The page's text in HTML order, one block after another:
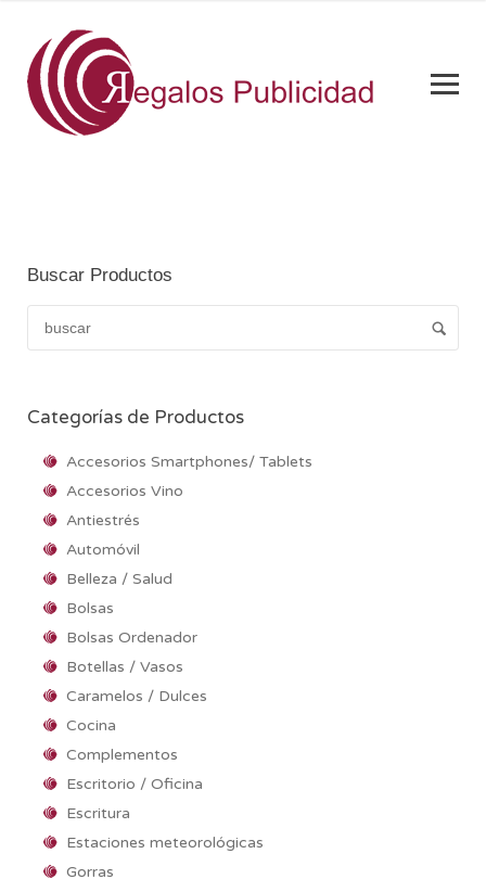
Buscar Productos
Categorías de Productos
Accesorios Smartphones/ Tablets
Accesorios Vino
Antiestrés
Automóvil
Belleza / Salud
Bolsas
Bolsas Ordenador
Botellas / Vasos
Caramelos / Dulces
Cocina
Complementos
Escritorio / Oficina
Escritura
Estaciones meteorológicas
Gorras